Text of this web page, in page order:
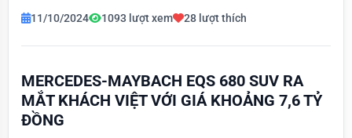
11/10/2024 1093 lượt xem 28 lượt thích
MERCEDES-MAYBACH EQS 680 SUV RA
MẮT KHÁCH VIỆT VỚI GIÁ KHOẢNG 7,6 TỶ
ĐỒNG